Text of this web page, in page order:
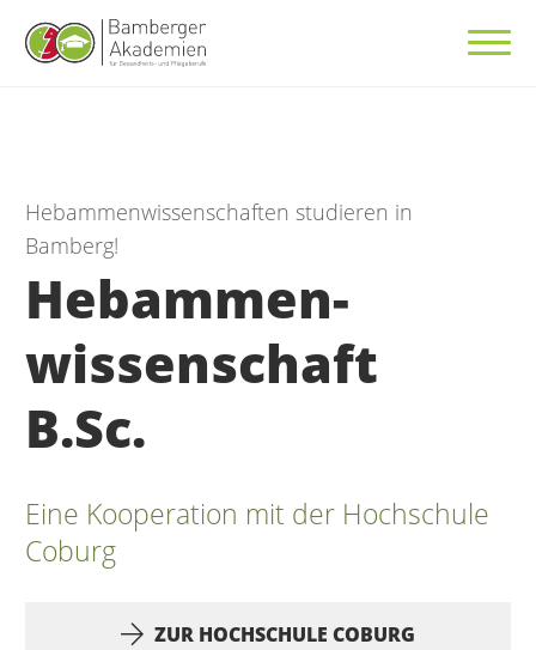
Hebammenwissenschaften studieren in
Bamberg!
Hebammen-
wissenschaft
B.Sc.
Eine Kooperation mit der Hochschule
Coburg
ZUR HOCHSCHULE COBURG